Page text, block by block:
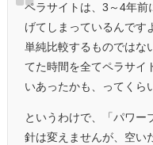
ペラサイトは、3～4年前
げてしまっているんです
単純比較するものではな
てた時間を全てペラサイ
いあったかも、ってくら
というわけで、「パワー
針は変えませんが、空い